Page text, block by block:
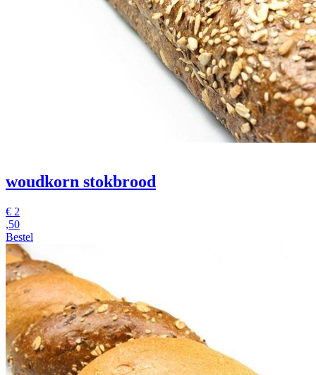
woudkorn stokbrood
€ 2
,50
Bestel